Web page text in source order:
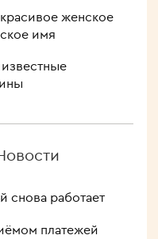
женское
имя
снова работает
платежей